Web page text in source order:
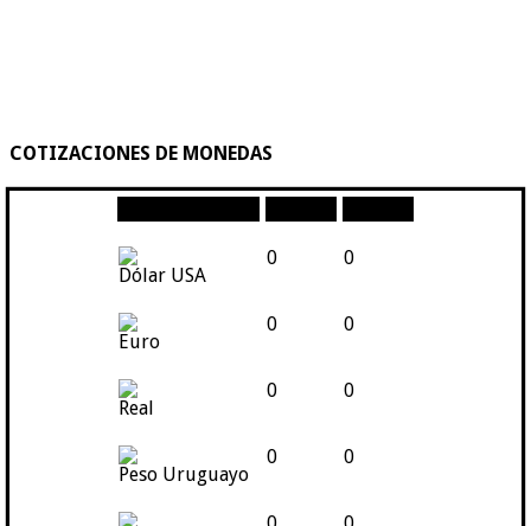
COTIZACIONES DE MONEDAS
Dólar USA
0 0
Euro
0 0
Real
0 0
Peso Uruguayo
0 0